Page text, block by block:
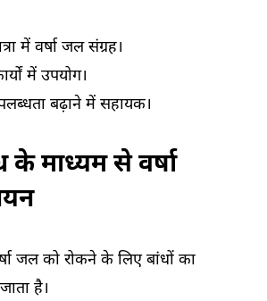
में वर्षा जल संग्रह।
में उपयोग।
बढ़ाने में सहायक।
के माध्यम से वर्षा
जल को रोकने के लिए बांधों का
है।